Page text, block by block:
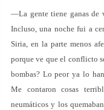
—La gente tiene ganas de
Incluso, una noche fui a
Siria, en la parte menos
porque ve que el conflicto
bombas? Lo peor ya lo
Me contaron cosas
neumáticos y los